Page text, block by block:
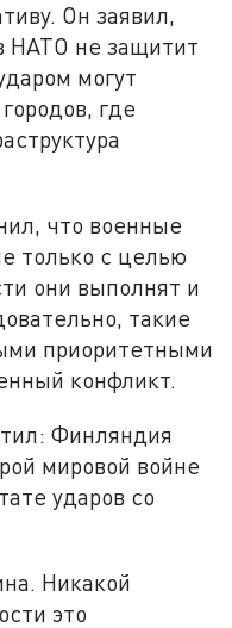
Он заявил,
НАТО не защитит
могут
где
что военные
только с целью
они выполнят и
такие
приоритетными
конфликт.
Финляндия
мировой войне
ударов со
Никакой
это